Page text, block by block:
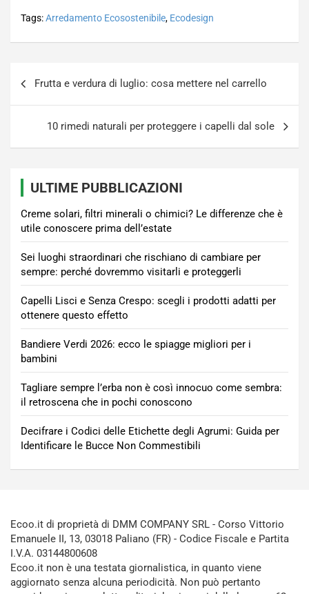
Tags:Arredamento Ecosostenibile, Ecodesign
Frutta e verdura di luglio: cosa mettere nel carrello
10 rimedi naturali per proteggere i capelli dal sole
ULTIME PUBBLICAZIONI
Creme solari, filtri minerali o chimici? Le differenze che è
utile conoscere prima dell’estate
Sei luoghi straordinari che rischiano di cambiare per
sempre: perché dovremmo visitarli e proteggerli
Capelli Lisci e Senza Crespo: scegli i prodotti adatti per
ottenere questo effetto
Bandiere Verdi 2026: ecco le spiagge migliori per i
bambini
Tagliare sempre l’erba non è così innocuo come sembra:
il retroscena che in pochi conoscono
Decifrare i Codici delle Etichette degli Agrumi: Guida per
Identificare le Bucce Non Commestibili
Ecoo.it di proprietà di DMM COMPANY SRL - Corso Vittorio
Emanuele II, 13, 03018 Paliano (FR) - Codice Fiscale e Partita
I.V.A. 03144800608
Ecoo.it non è una testata giornalistica, in quanto viene
aggiornato senza alcuna periodicità. Non può pertanto